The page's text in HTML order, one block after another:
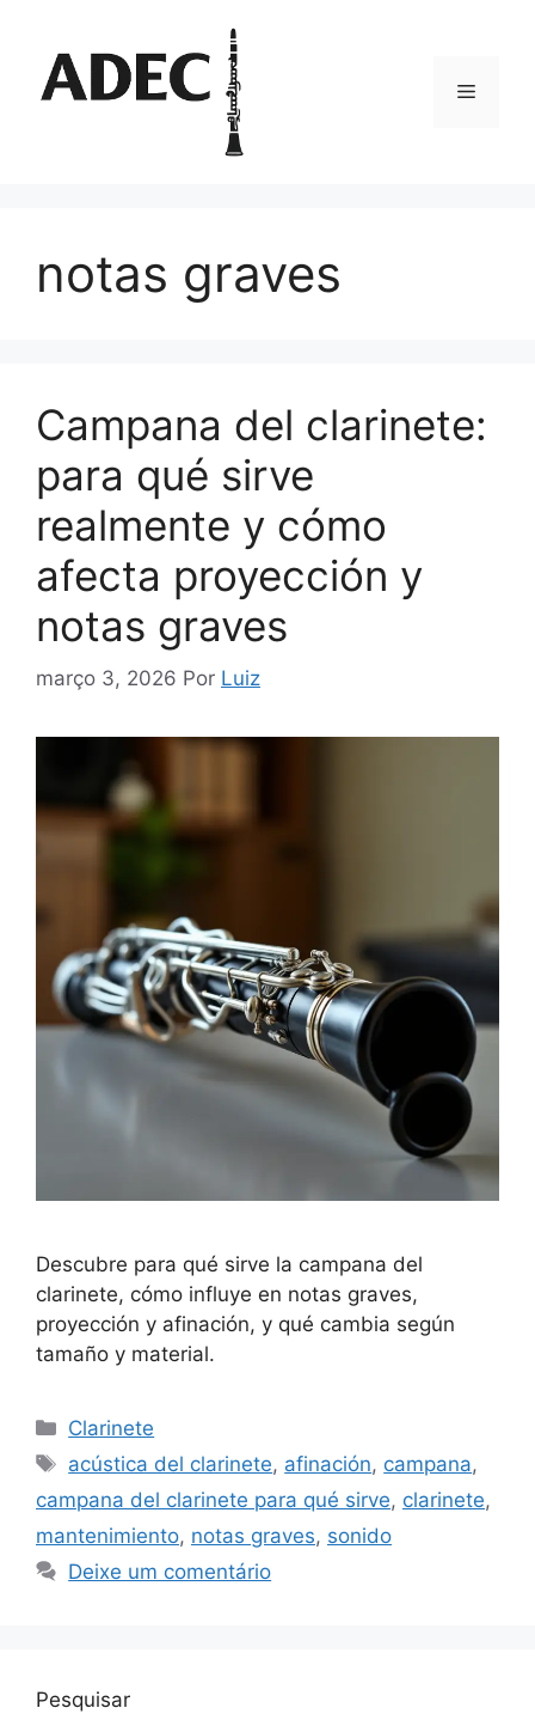
conteúdo
Menu
notas graves
Campana del clarinete:
para qué sirve
realmente y cómo
afecta proyección y
notas graves
março 3, 2026 Por Luiz
Descubre para qué sirve la campana del
clarinete, cómo influye en notas graves,
proyección y afinación, y qué cambia según
tamaño y material.
Categorias
Clarinete
Tags
acústica del clarinete, afinación, campana,
campana del clarinete para qué sirve, clarinete,
mantenimiento, notas graves, sonido
Deixe um comentário
Pesquisar